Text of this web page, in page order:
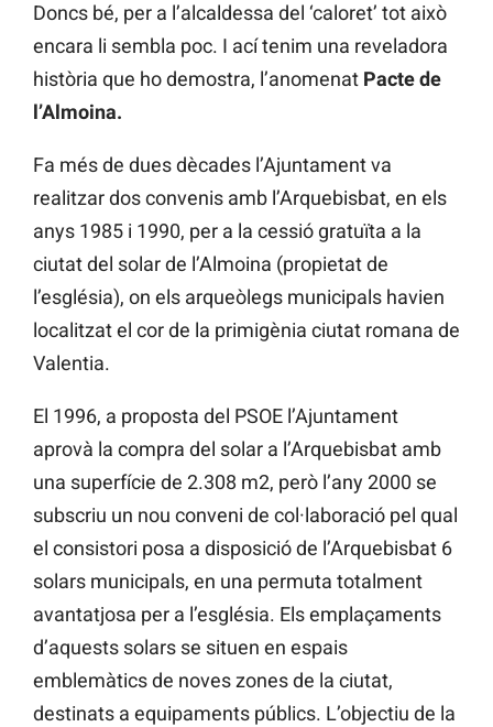
Doncs bé, per a l’alcaldessa del ‘caloret’ tot això
encara li sembla poc. I ací tenim una reveladora
història que ho demostra, l’anomenat Pacte de
l’Almoina.
Fa més de dues dècades l’Ajuntament va
realitzar dos convenis amb l’Arquebisbat, en els
anys 1985 i 1990, per a la cessió gratuïta a la
ciutat del solar de l’Almoina (propietat de
l’església), on els arqueòlegs municipals havien
localitzat el cor de la primigènia ciutat romana de
Valentia.
El 1996, a proposta del PSOE l’Ajuntament
aprovà la compra del solar a l’Arquebisbat amb
una superfície de 2.308 m2, però l’any 2000 se
subscriu un nou conveni de col·laboració pel qual
el consistori posa a disposició de l’Arquebisbat 6
solars municipals, en una permuta totalment
avantatjosa per a l’església. Els emplaçaments
d’aquests solars se situen en espais
emblemàtics de noves zones de la ciutat,
destinats a equipaments públics. L’objectiu de la